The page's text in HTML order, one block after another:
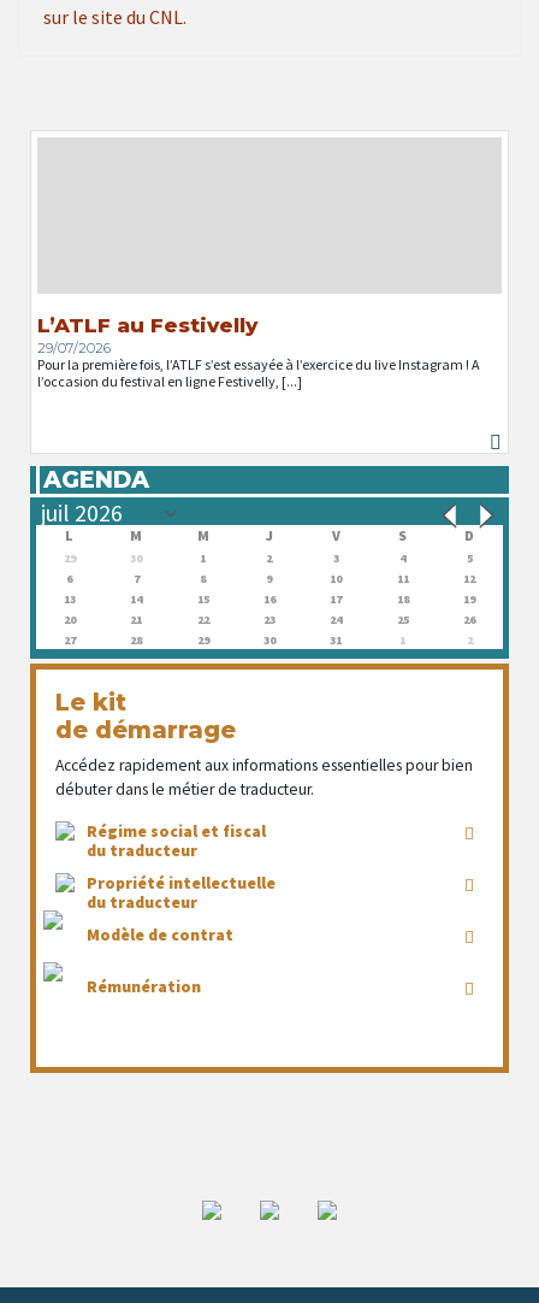
sur le site du CNL.
L’ATLF au Festivelly
29/07/2026
Pour la première fois, l’ATLF s’est essayée à l’exercice du live Instagram ! A
l’occasion du festival en ligne Festivelly, [...]
AGENDA
L M M J V S D
29 30 1 2 3 4
5
6
7 8 9 10 11
12
13
14 15 16 17 18
19
20
21 22 23 24 25
26
27
28 29 30 31 1 2
Le kit
de démarrage
Accédez rapidement aux informations essentielles pour bien
débuter dans le métier de traducteur.
Régime social et fiscal
du traducteur
Propriété intellectuelle
du traducteur
Modèle de contrat
Rémunération